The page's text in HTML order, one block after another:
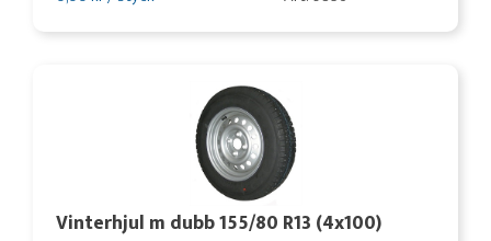
Vinterhjul m dubb 155/80 R13 (4x100)